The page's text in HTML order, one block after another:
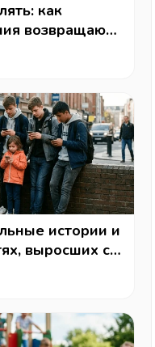
как
возвращают
—
истории и
выросших с